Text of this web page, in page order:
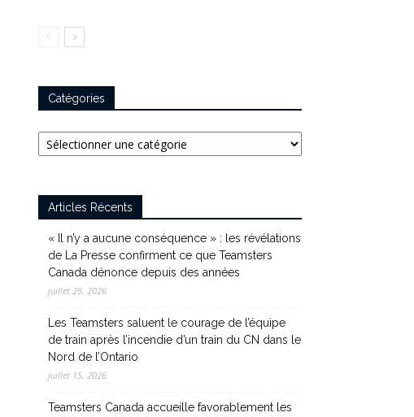
Catégories
Catégories
Articles Récents
« Il n’y a aucune conséquence » : les révélations
de La Presse confirment ce que Teamsters
Canada dénonce depuis des années
juillet 29, 2026
Les Teamsters saluent le courage de l’équipe
de train après l’incendie d’un train du CN dans le
Nord de l’Ontario
juillet 15, 2026
Teamsters Canada accueille favorablement les